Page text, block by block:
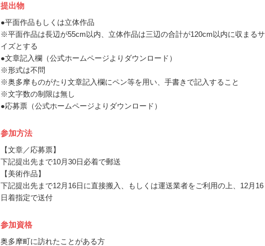
提出物
●平面作品もしくは立体作品
※平面作品は長辺が55cm以内、立体作品は三辺の合計が120cm以内に収まるサ
イズとする
●文章記入欄（公式ホームページよりダウンロード）
※形式は不問
※奥多摩ものがたり文章記入欄にペン等を用い、手書きで記入すること
※文字数の制限は無し
●応募票（公式ホームページよりダウンロード）
参加方法
【文章／応募票】
下記提出先まで10月30日必着で郵送
【美術作品】
下記提出先まで12月16日に直接搬入、もしくは運送業者をご利用の上、12月16
日着指定で送付
参加資格
奥多摩町に訪れたことがある方